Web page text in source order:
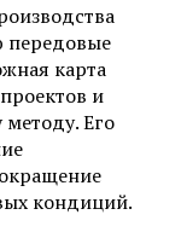
передовые
карта
и
Его
кондиций.